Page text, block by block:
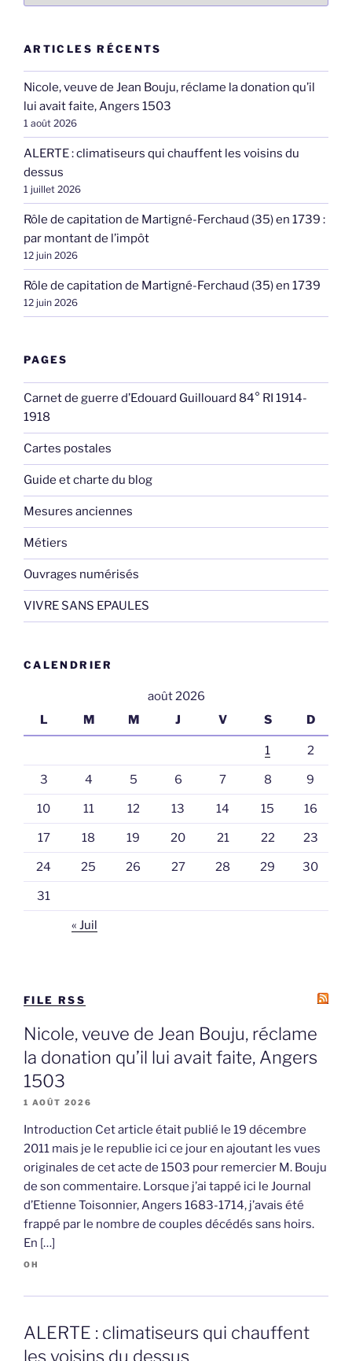
ARTICLES RÉCENTS
Nicole, veuve de Jean Bouju, réclame la donation qu’il
lui avait faite, Angers 1503
1 août 2026
ALERTE : climatiseurs qui chauffent les voisins du
dessus
1 juillet 2026
Rôle de capitation de Martigné-Ferchaud (35) en 1739 :
par montant de l’impôt
12 juin 2026
Rôle de capitation de Martigné-Ferchaud (35) en 1739
12 juin 2026
PAGES
Carnet de guerre d’Edouard Guillouard 84° RI 1914-
1918
Cartes postales
Guide et charte du blog
Mesures anciennes
Métiers
Ouvrages numérisés
VIVRE SANS EPAULES
CALENDRIER
août 2026
L
M M J V S D
1 2
3 4 5 6 7 8 9
10 11 12 13 14 15 16
17 18 19 20 21 22 23
24 25 26 27 28 29 30
31
« Juil
FILE RSS
Nicole, veuve de Jean Bouju, réclame
la donation qu’il lui avait faite, Angers
1503
1 AOÛT 2026
Introduction Cet article était publié le 19 décembre
2011 mais je le republie ici ce jour en ajoutant les vues
originales de cet acte de 1503 pour remercier M. Bouju
de son commentaire. Lorsque j’ai tappé ici le Journal
d’Etienne Toisonnier, Angers 1683-1714, j’avais été
frappé par le nombre de couples décédés sans hoirs.
En […]
OH
ALERTE : climatiseurs qui chauffent
les voisins du dessus